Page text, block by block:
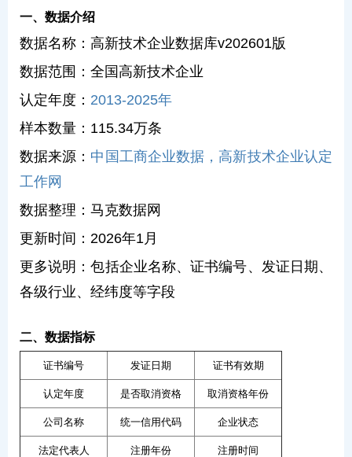
一、数据介绍
数据名称：高新技术企业数据库v202601版
数据范围：全国高新技术企业
认定年度： 2013-2025年
样本数量：115.34万条
数据来源： 中国工商企业数据，高新技术企业认定
工作网
数据整理：马克数据网
更新时间：2026年1月
更多说明：包括企业名称、证书编号、发证日期、
各级行业、经纬度等字段
二、数据指标
证书编号 发证日期 证书有效期
认定年度 是否取消资格 取消资格年份
公司名称 统一信用代码 企业状态
法定代表人 注册年份 注册时间